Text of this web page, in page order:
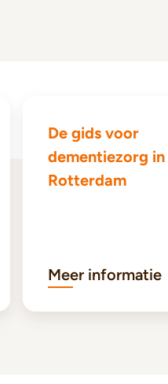
De gids voor
dementiezorg in
Rotterdam
Meer informatie